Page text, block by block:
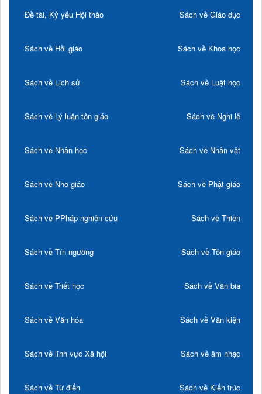
Đề tài, Kỷ yếu Hội thảo Sách về Giáo dục
Sách về Hồi giáo Sách về Khoa học
Sách về Lịch sử Sách về Luật học
Sách về Lý luận tôn giáo Sách về Nghi lễ
Sách về Nhân học Sách về Nhân vật
Sách về Nho giáo Sách về Phật giáo
Sách về PPháp nghiên cứu Sách về Thiền
Sách về Tín ngưỡng Sách về Tôn giáo
Sách về Triết học Sách về Văn bia
Sách về Văn hóa Sách về Văn kiện
Sách về lĩnh vực Xã hội Sách về âm nhạc
Sách về Từ điển Sách về Kiến trúc